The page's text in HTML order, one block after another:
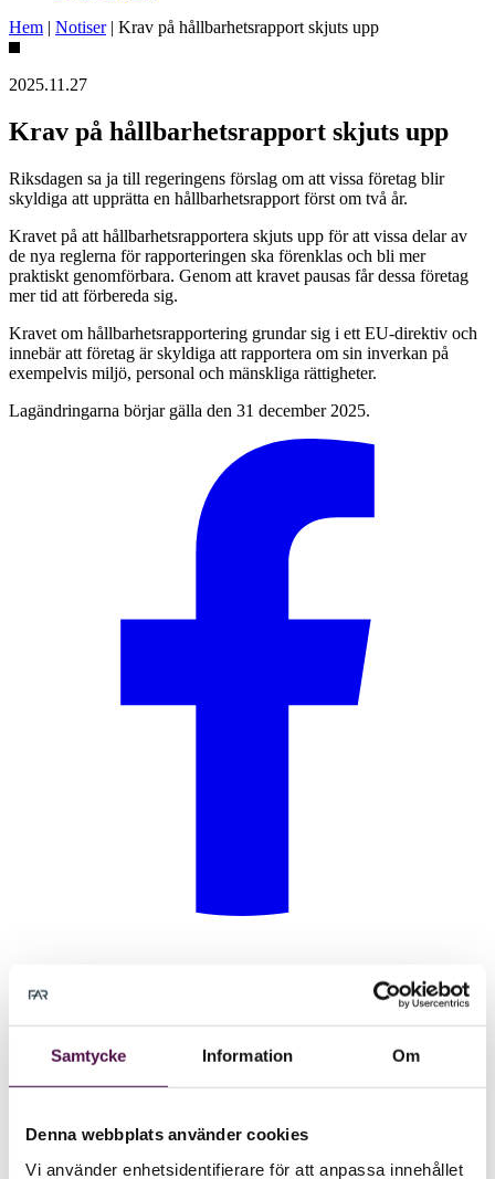
Samtycke Information Om
Denna webbplats använder cookies
Vi använder enhetsidentifierare för att anpassa innehållet
Hem | Notiser| Krav på hållbarhetsrapport skjuts upp
2025.11.27
Krav på hållbarhetsrapport skjuts upp
Riksdagen sa ja till regeringens förslag om att vissa företag blir
skyldiga att upprätta en hållbarhetsrapport först om två år.
Kravet på att hållbarhetsrapportera skjuts upp för att vissa delar av
de nya reglerna för rapporteringen ska förenklas och bli mer
praktiskt genomförbara. Genom att kravet pausas får dessa företag
mer tid att förbereda sig.
Kravet om hållbarhetsrapportering grundar sig i ett EU-direktiv och
innebär att företag är skyldiga att rapportera om sin inverkan på
exempelvis miljö, personal och mänskliga rättigheter.
Lagändringarna börjar gälla den 31 december 2025.